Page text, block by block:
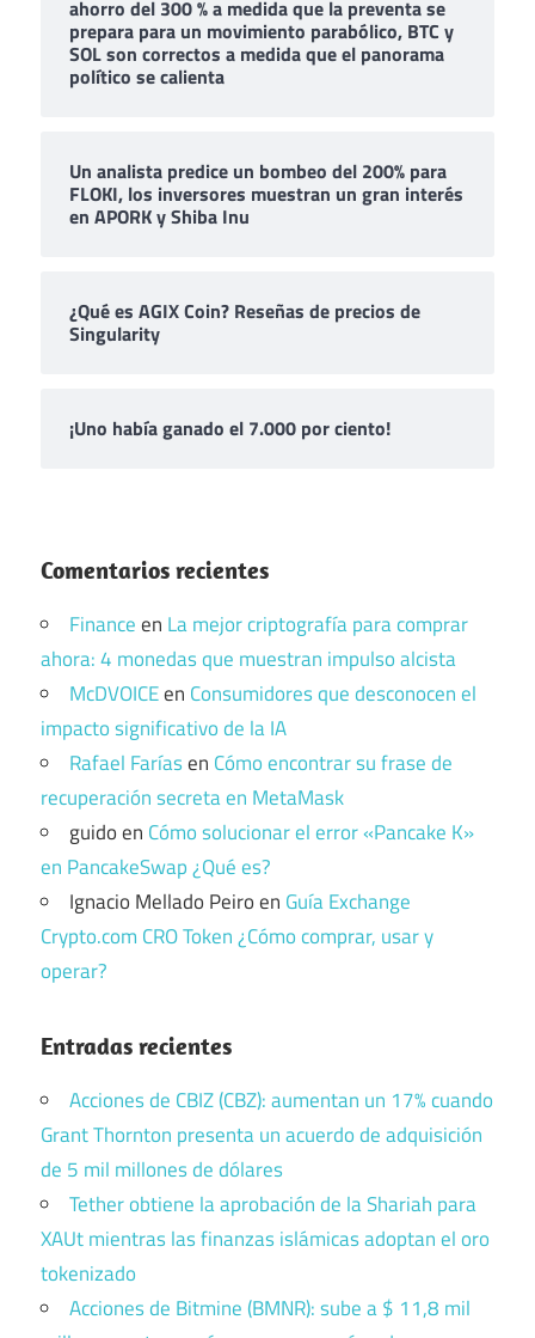
ahorro del 300 % a medida que la preventa se
prepara para un movimiento parabólico, BTC y
SOL son correctos a medida que el panorama
político se calienta
Un analista predice un bombeo del 200% para
FLOKI, los inversores muestran un gran interés
en APORK y Shiba Inu
¿Qué es AGIX Coin? Reseñas de precios de
Singularity
¡Uno había ganado el 7.000 por ciento!
Comentarios recientes
Financeen La mejor criptografía para comprar
ahora: 4 monedas que muestran impulso alcista
McDVOICEen Consumidores que desconocen el
impacto significativo de la IA
Rafael Faríasen Cómo encontrar su frase de
recuperación secreta en MetaMask
guidoen Cómo solucionar el error «Pancake K»
en PancakeSwap ¿Qué es?
Ignacio Mellado Peiroen Guía Exchange
Crypto.com CRO Token ¿Cómo comprar, usar y
operar?
Entradas recientes
Acciones de CBIZ (CBZ): aumentan un 17% cuando
Grant Thornton presenta un acuerdo de adquisición
de 5 mil millones de dólares
Tether obtiene la aprobación de la Shariah para
XAUt mientras las finanzas islámicas adoptan el oro
tokenizado
Acciones de Bitmine (BMNR): sube a $ 11,8 mil